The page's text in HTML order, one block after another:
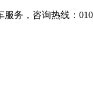
务，咨询热线：